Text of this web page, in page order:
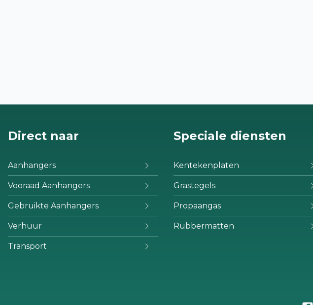
Direct naar
Aanhangers
Vooraad Aanhangers
Gebruikte Aanhangers
Verhuur
Transport
Speciale diensten
Kentekenplaten
Grastegels
Propaangas
Rubbermatten